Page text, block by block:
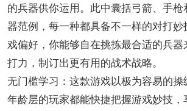
的兵器供你运用。此中囊括弓箭、手枪
器范例，每一种都具备不一样的对打妙
戏偏好，你能够自在挑拣最合适的兵器
打力，制订出更有用的战术战略。
无门槛学习：这款游戏以极为容易的操
年龄层的玩家都能快捷把握游戏妙技，